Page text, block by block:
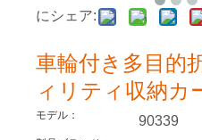
にシェア:
車輪付き多目的
ィリティ収納カ
モデル： 90339